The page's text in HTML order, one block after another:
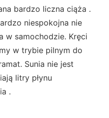
bardzo liczna ciąża .
niespokojna nie
w samochodzie. Kręci
w trybie pilnym do
Sunia nie jest
litry płynu
.